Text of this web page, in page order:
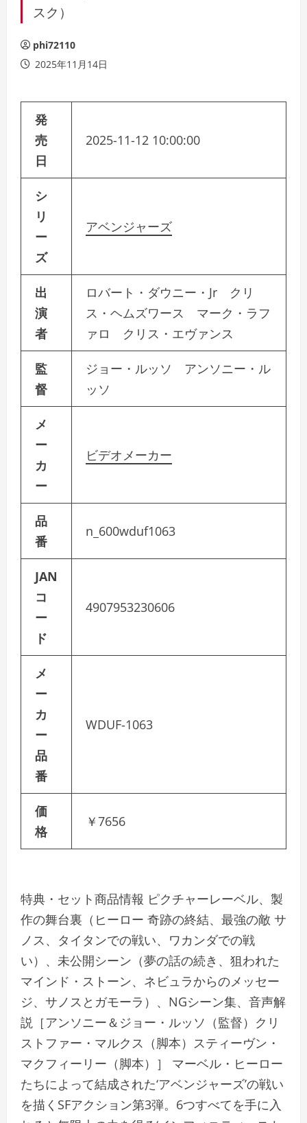
スク）
phi72110
2025年11月14日
発
売
日
2025-11-12 10:00:00
シ
リ
ー
ズ
アベンジャーズ
出
演
者
ロバート・ダウニー・Jr クリ
ス・ヘムズワース マーク・ラフ
ァロ クリス・エヴァンス
監
督
ジョー・ルッソ アンソニー・ル
ッソ
メ
ー
カ
ー
ビデオメーカー
品
番
n_600wduf1063
JAN
コ
ー
ド
4907953230606
メ
ー
カ
ー
品
番
WDUF-1063
価
格
￥7656
特典・セット商品情報 ピクチャーレーベル、製
作の舞台裏（ヒーロー 奇跡の終結、最強の敵 サ
ノス、タイタンでの戦い、ワカンダでの戦
い）、未公開シーン（夢の話の続き、狙われた
マインド・ストーン、ネビュラからのメッセー
ジ、サノスとガモーラ）、NGシーン集、音声解
説［アンソニー＆ジョー・ルッソ（監督）クリ
ストファー・マルクス（脚本）スティーヴン・
マクフィーリー（脚本）］ マーベル・ヒーロー
たちによって結成された‘アベンジャーズ’の戦い
を描くSFアクション第3弾。6つすべてを手に入